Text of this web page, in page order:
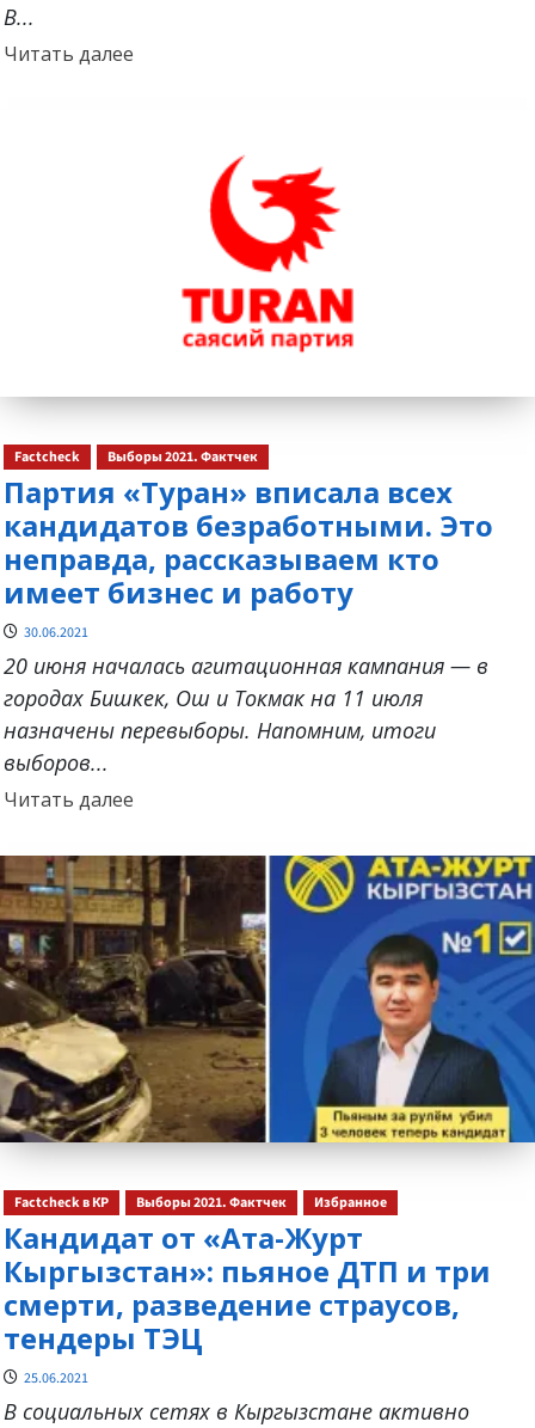
В...
Читать далееПрочитать
Factcheck Выборы 2021. Фактчек
Партия «Туран» вписала всех
кандидатов безработными. Это
неправда, рассказываем кто
имеет бизнес и работу
30.06.2021
20 июня началась агитационная кампания — в
городах Бишкек, Ош и Токмак на 11 июля
назначены перевыборы. Напомним, итоги
выборов...
Читать далееПрочитать
о
Factcheck в КР Выборы 2021. Фактчек Избранное
Кандидат от «Ата-Журт
Кыргызстан»: пьяное ДТП и три
смерти, разведение страусов,
тендеры ТЭЦ
25.06.2021
В социальных сетях в Кыргызстане активно